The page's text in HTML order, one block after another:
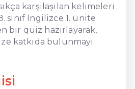
karşılaşılan kelimeleri
sınıf İngilizce 1. ünite
bir quiz hazırlayarak,
katkıda bulunmayı